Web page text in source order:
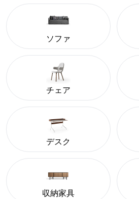
ソファ
チェア
デスク
収納家具